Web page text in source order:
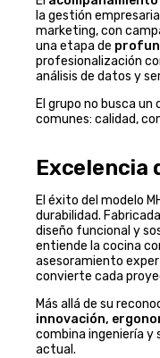
la gestión
marketing, con
una etapa de
profesionalización
análisis de datos y
El grupo no busca
comunes: calidad,
Excelencia
El éxito del modelo
durabilidad.
diseño funcional y
entiende la cocina
asesoramiento
convierte cada
Más allá de su
innovación,
combina ingeniería y
actual.